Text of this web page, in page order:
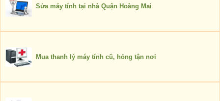
Sửa máy tính tại nhà Quận Hoàng Mai
Mua thanh lý máy tính cũ, hỏng tận nơi